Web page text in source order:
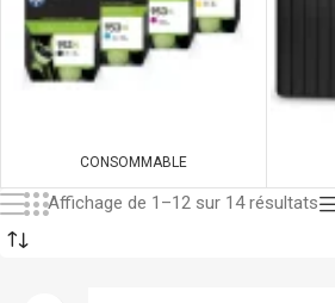
CONSOMMABLE
Affichage de 1–12 sur 14 résultats